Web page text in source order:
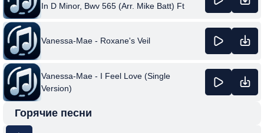
In D Minor, Bwv 565 (Arr. Mike Batt) Ft
Vanessa-Mae - Roxane's Veil
Vanessa-Mae - I Feel Love (Single
Version)
Горячие песни